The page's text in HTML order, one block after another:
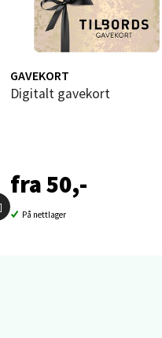
GAVEKORT
Digitalt gavekort
fra 50,-
På nettlager
Åpent i
Thon
Åpent i